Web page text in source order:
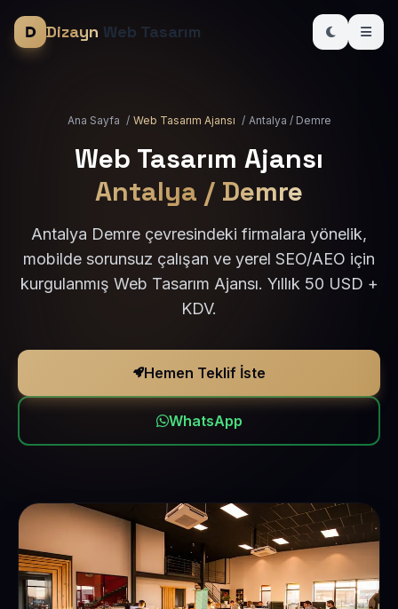
Dizayn Web Tasarım
Ana Sayfa / Web Tasarım Ajansı / Antalya / Demre
Web Tasarım Ajansı
Antalya / Demre
Antalya Demre çevresindeki firmalara yönelik,
mobilde sorunsuz çalışan ve yerel SEO/AEO için
kurgulanmış Web Tasarım Ajansı. Yıllık 50 USD +
KDV.
Hemen Teklif İste
WhatsApp